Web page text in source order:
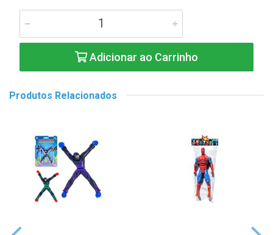
Adicionar ao Carrinho
Produtos Relacionados